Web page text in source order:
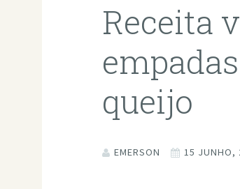
Receita
queijo
EMERSON 15 JUNHO,